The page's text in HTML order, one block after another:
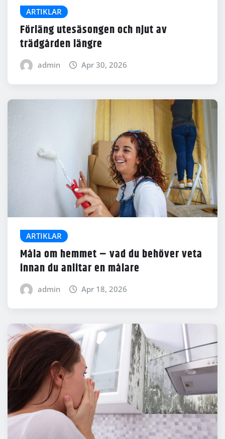
ARTIKLAR
Förläng utesäsongen och njut av
trädgården längre
admin Apr 30, 2026
ARTIKLAR
Måla om hemmet – vad du behöver veta
innan du anlitar en målare
admin Apr 18, 2026